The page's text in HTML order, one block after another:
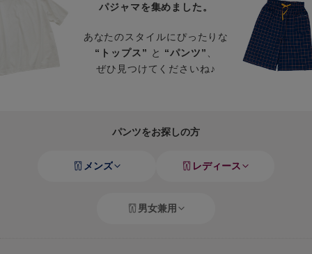
パジャマを集めました。
あなたのスタイルにぴったりな
“トップス” と “パンツ”
ぜひ見つけてくださいね♪
パンツをお探しの方
メンズ レディース
男女兼用